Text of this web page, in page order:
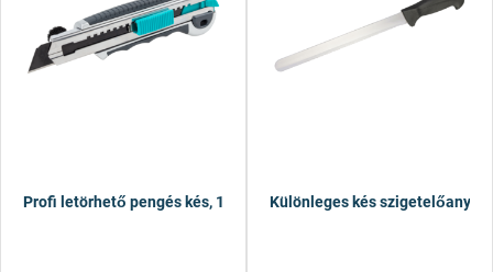
Profi letörhető pengés kés, 18 mm Különleges kés